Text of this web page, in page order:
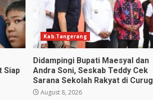
Siap
Kab.Tangerang
Didampingi Bupati Maesyal dan
Andra Soni, Seskab Teddy Cek
Sarana Sekolah Rakyat di Curug
August 8, 2026